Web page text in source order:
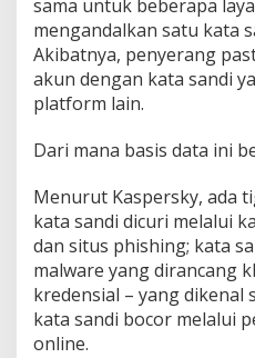
s
i
a
n
d
n
s
a
l
sama untuk beberapa
mengandalkan satu kata
Akibatnya, penyerang
akun dengan kata sandi
platform lain.
Dari mana basis data ini
Menurut Kaspersky, ada
kata sandi dicuri melalui
dan situs phishing; kata
malware yang dirancang
kredensial – yang dikenal
kata sandi bocor melalui
online.